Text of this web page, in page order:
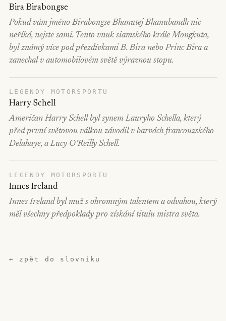
Bira Birabongse
Pokud vám jméno Birabongse Bhanutej Bhanubandh nic
neříká, nejste sami. Tento vnuk siamského krále Mongkuta,
byl známý více pod přezdívkami B. Bira nebo Princ Bira a
zanechal v automobilovém světě výraznou stopu.
LEGENDY MOTORSPORTU
Harry Schell
Američan Harry Schell byl synem Lauryho Schella, který
před první světovou válkou závodil v barvách francouzského
Delahaye, a Lucy O’Reilly Schell.
LEGENDY MOTORSPORTU
Innes Ireland
Innes Ireland byl muž s ohromným talentem a odvahou, který
měl všechny předpoklady pro získání titulu mistra světa.
← zpět do slovníku